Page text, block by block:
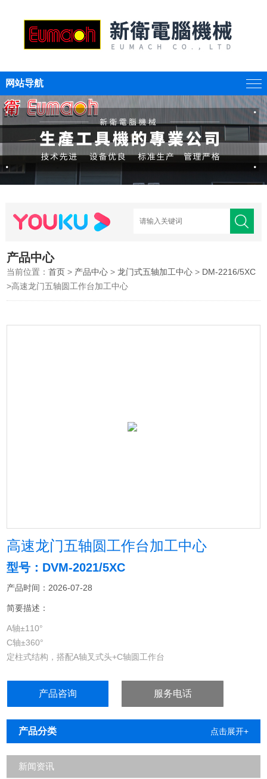
网站导航
产品中心
当前位置：首页 > 产品中心 >龙门式五轴加工中心 > DM-2216/5XC
>高速龙门五轴圆工作台加工中心
高速龙门五轴圆工作台加工中心
型号：DVM-2021/5XC
产品时间：2026-07-28
简要描述：
A轴±110°
C轴±360°
定柱式结构，搭配A轴叉式头+C轴圆工作台
产品咨询 服务电话
产品分类 点击展开+
新闻资讯